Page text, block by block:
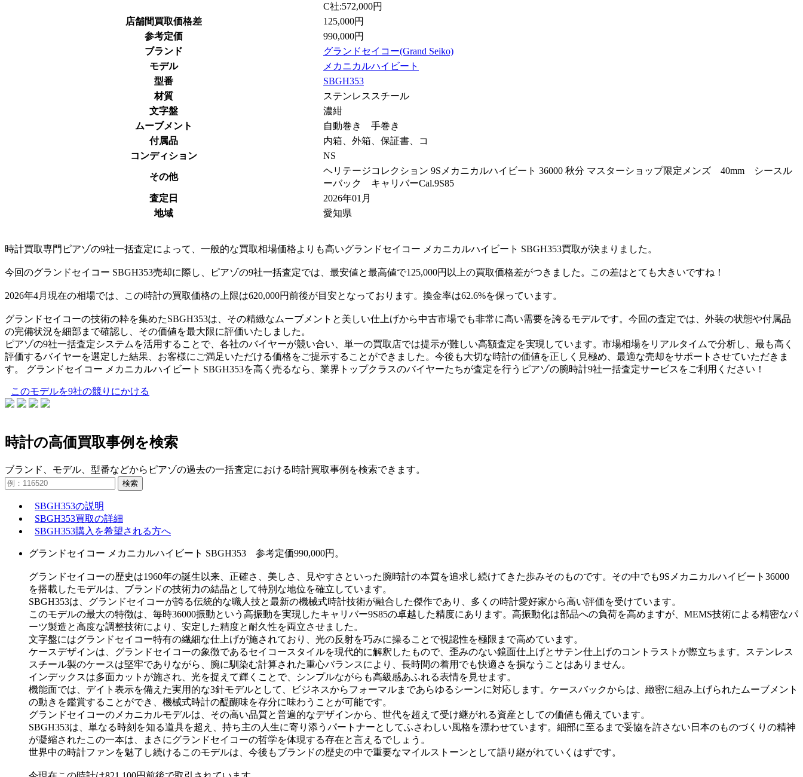
C社:572,000円
店舗間買取価格差
125,000円
参考定価
990,000円
ブランド
グランドセイコー(Grand Seiko)
モデル
メカニカルハイビート
型番
SBGH353
材質
ステンレススチール
文字盤
濃紺
ムーブメント
自動巻き 手巻き
付属品
内箱、外箱、保証書、コ
コンディション
NS
その他
ヘリテージコレクション 9Sメカニカルハイビート 36000 秋分 マスターショップ限定メンズ 40mm シースル
ーバック キャリバーCal.9S85
査定日
2026年01月
地域
愛知県
時計買取専門ピアゾの9社一括査定によって、一般的な買取相場価格よりも高いグランドセイコー メカニカルハイビート SBGH353買取が決まりました。
今回のグランドセイコー SBGH353売却に際し、ピアゾの9社一括査定では、最安値と最高値で125,000円以上の買取価格差がつきました。この差はとても大きいですね！
2026年4月現在の相場では、この時計の買取価格の上限は620,000円前後が目安となっております。換金率は62.6%を保っています。
グランドセイコーの技術の粋を集めたSBGH353は、その精緻なムーブメントと美しい仕上げから中古市場でも非常に高い需要を誇るモデルです。今回の査定では、外装の状態や付属品
の完備状況を細部まで確認し、その価値を最大限に評価いたしました。
ピアゾの9社一括査定システムを活用することで、各社のバイヤーが競い合い、単一の買取店では提示が難しい高額査定を実現しています。市場相場をリアルタイムで分析し、最も高く
評価するバイヤーを選定した結果、お客様にご満足いただける価格をご提示することができました。今後も大切な時計の価値を正しく見極め、最適な売却をサポートさせていただきま
す。 グランドセイコー メカニカルハイビート SBGH353を高く売るなら、業界トップクラスのバイヤーたちが査定を行うピアゾの腕時計9社一括査定サービスをご利用ください！
このモデルを9社の競りにかける
時計の高価買取事例を検索
ブランド、モデル、型番などからピアゾの過去の一括査定における時計買取事例を検索できます。
検索
SBGH353の説明
SBGH353買取の詳細
SBGH353購入を希望される方へ
グランドセイコー メカニカルハイビート SBGH353 参考定価990,000円。
グランドセイコーの歴史は1960年の誕生以来、正確さ、美しさ、見やすさといった腕時計の本質を追求し続けてきた歩みそのものです。その中でも9Sメカニカルハイビート36000
を搭載したモデルは、ブランドの技術力の結晶として特別な地位を確立しています。
SBGH353は、グランドセイコーが誇る伝統的な職人技と最新の機械式時計技術が融合した傑作であり、多くの時計愛好家から高い評価を受けています。
このモデルの最大の特徴は、毎時36000振動という高振動を実現したキャリバー9S85の卓越した精度にあります。高振動化は部品への負荷を高めますが、MEMS技術による精密なパ
ーツ製造と高度な調整技術により、安定した精度と耐久性を両立させました。
文字盤にはグランドセイコー特有の繊細な仕上げが施されており、光の反射を巧みに操ることで視認性を極限まで高めています。
ケースデザインは、グランドセイコーの象徴であるセイコースタイルを現代的に解釈したもので、歪みのない鏡面仕上げとサテン仕上げのコントラストが際立ちます。ステンレス
スチール製のケースは堅牢でありながら、腕に馴染む計算された重心バランスにより、長時間の着用でも快適さを損なうことはありません。
インデックスは多面カットが施され、光を捉えて輝くことで、シンプルながらも高級感あふれる表情を見せます。
機能面では、デイト表示を備えた実用的な3針モデルとして、ビジネスからフォーマルまであらゆるシーンに対応します。ケースバックからは、緻密に組み上げられたムーブメント
の動きを鑑賞することができ、機械式時計の醍醐味を存分に味わうことが可能です。
グランドセイコーのメカニカルモデルは、その高い品質と普遍的なデザインから、世代を超えて受け継がれる資産としての価値も備えています。
SBGH353は、単なる時刻を知る道具を超え、持ち主の人生に寄り添うパートナーとしてふさわしい風格を漂わせています。細部に至るまで妥協を許さない日本のものづくりの精神
が凝縮されたこの一本は、まさにグランドセイコーの哲学を体現する存在と言えるでしょう。
世界中の時計ファンを魅了し続けるこのモデルは、今後もブランドの歴史の中で重要なマイルストーンとして語り継がれていくはずです。